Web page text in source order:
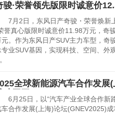
骏·荣誉领先版限时诚意价
月2日，东风日产奇骏・荣誉焕新
誉真心版限时诚意价11.98万元，奇
元。作为东风日产SUV主力车型，奇
专业SUV基因，实现科技、空间、外
全球新能源汽车合作发展
月25日，以“汽车产业全球合作新
车合作发展(上海)论坛(GNEV2025)